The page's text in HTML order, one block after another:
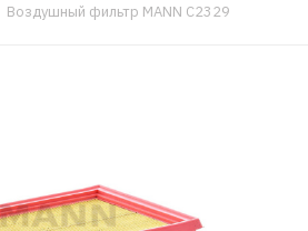
Воздушный фильтр MANN C2329